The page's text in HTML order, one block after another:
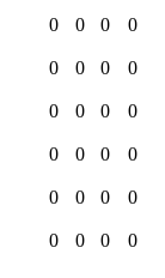
0 0 0 0
0 0 0 0
0 0 0 0
0 0 0 0
0 0 0 0
0 0 0
0